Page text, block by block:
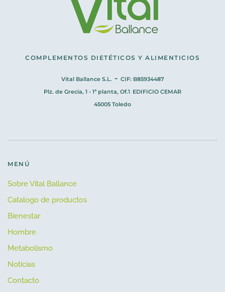
COMPLEMENTOS DIETÉTICOS Y ALIMENTICIOS
Vital Ballance S.L. - CIF: B85934487
Plz. de Grecia, 1 - 1ª planta, Of.1 EDIFICIO CEMAR
45005 Toledo
MENÚ
Sobre Vital Ballance
Catalogo de productos
Bienestar
Hombre
Metabolismo
Noticias
Contacto